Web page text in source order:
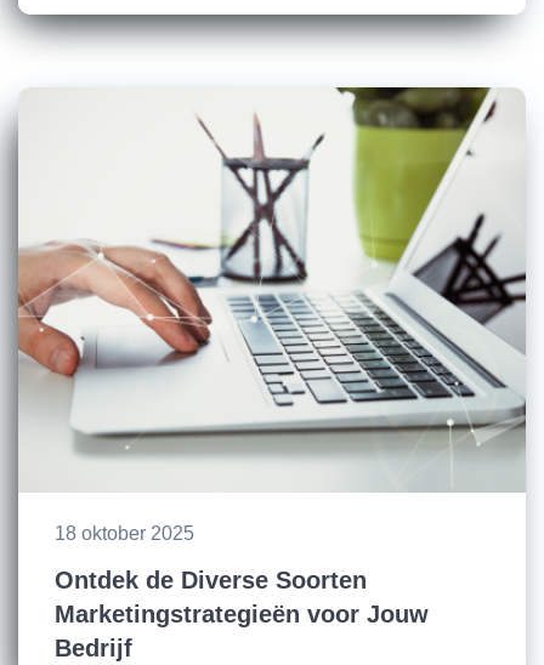
18 oktober 2025
Ontdek de Diverse Soorten
Marketingstrategieën voor Jouw
Bedrijf